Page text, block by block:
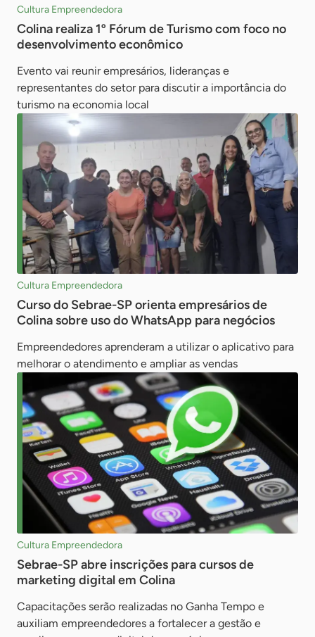
Cultura Empreendedora
Colina realiza 1º Fórum de Turismo com foco no
desenvolvimento econômico
Evento vai reunir empresários, lideranças e
representantes do setor para discutir a importância do
turismo na economia local
Cultura Empreendedora
Curso do Sebrae-SP orienta empresários de
Colina sobre uso do WhatsApp para negócios
Empreendedores aprenderam a utilizar o aplicativo para
melhorar o atendimento e ampliar as vendas
Cultura Empreendedora
Sebrae-SP abre inscrições para cursos de
marketing digital em Colina
Capacitações serão realizadas no Ganha Tempo e
auxiliam empreendedores a fortalecer a gestão e